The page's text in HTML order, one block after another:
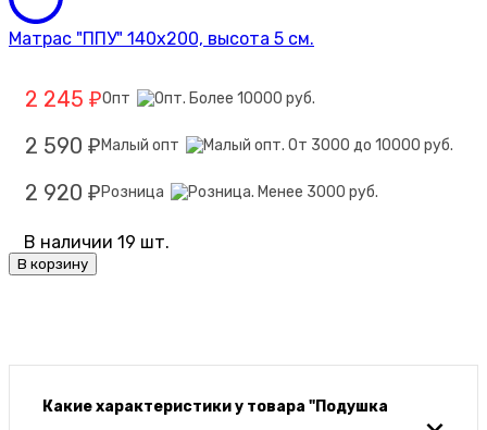
Матрас "ППУ" 140х200, высота 5 см.
2 245 ₽Опт
2 590 ₽ Малый опт
2 920 ₽ Розница
В наличии 19 шт.
В корзину
Какие характеристики у товара "Подушка